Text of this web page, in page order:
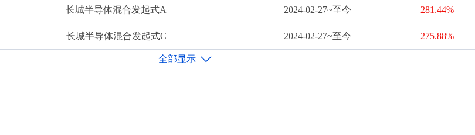
长城半导体混合发起式A 2024-02-27~至今 281.44%
长城半导体混合发起式C 2024-02-27~至今 275.88%
长城竞争优势六个月混合A